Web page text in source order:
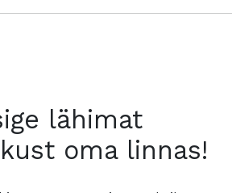
lähimat
oma linnas!